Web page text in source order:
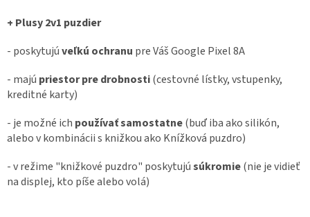
+ Plusy 2v1 puzdier
- poskytujúveľkú ochranu pre Váš Google Pixel 8A
- majú priestor pre drobnosti(cestovné lístky, vstupenky,
kreditné karty)
- je možné ich používať samostatne(buď iba ako silikón,
alebo v kombinácii s knižkou ako Knížková puzdro)
- v režime "knižkové puzdro" poskytujúsúkromie(nie je vidieť
na displej, kto píše alebo volá)